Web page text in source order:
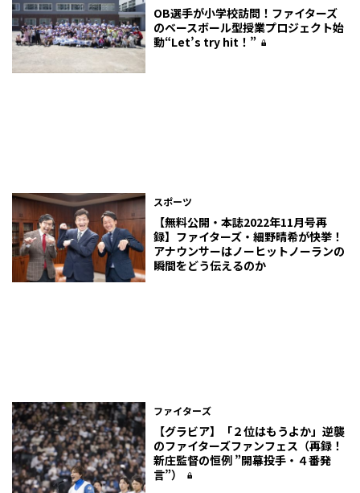
OB選手が小学校訪問！ファイターズ
のベースボール型授業プロジェクト始
動――“Let’s try hit！”
スポーツ
【無料公開・本誌2022年11月号再
録】ファイターズ・細野晴希が快挙！
アナウンサーはノーヒットノーランの
瞬間をどう伝えるのか
ファイターズ
【グラビア】「２位はもうよか」逆襲
のファイターズファンフェス（再録！
新庄監督の恒例 ”開幕投手・４番発
言”）